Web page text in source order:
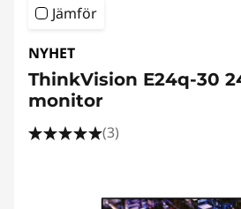
Jämför
NYHET
ThinkVision E24q-30
monitor
(3)